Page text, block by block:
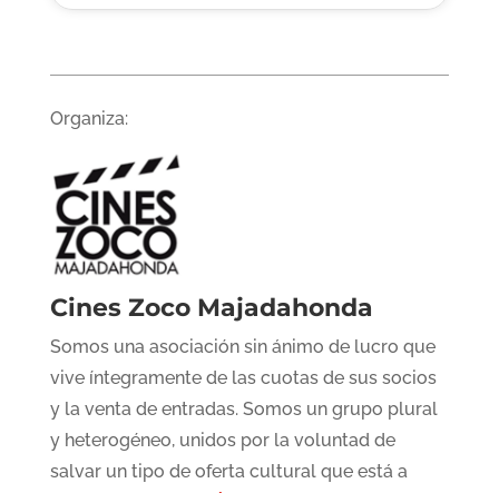
Organiza:
Cines Zoco Majadahonda
Somos una asociación sin ánimo de lucro que
vive íntegramente de las cuotas de sus socios
y la venta de entradas. Somos un grupo plural
y heterogéneo, unidos por la voluntad de
salvar un tipo de oferta cultural que está a